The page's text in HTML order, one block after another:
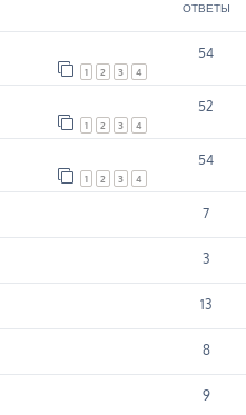
ОТВЕТЫ
1 2 3 4
54
1 2 3 4
52
1 2 3 4
54
7
3
13
8
9